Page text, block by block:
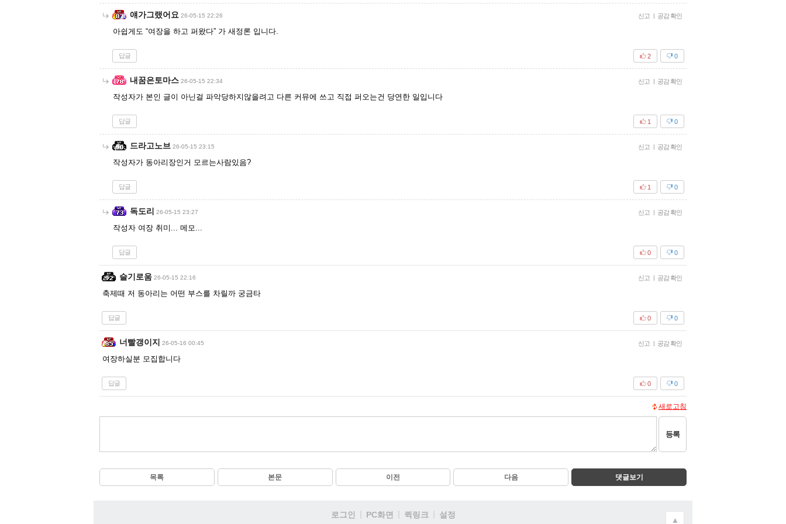
얘가그랬어요 26-05-15 22:26 신고 | 공감 확인
아쉽게도 “여장을 하고 퍼왔다” 가 새정론 입니다.
답글 0
2
내꿈은토마스 26-05-15 22:34 신고 | 공감 확인
작성자가 본인 글이 아닌걸 파악당하지않을려고 다른 커뮤에 쓰고 직접 퍼오는건 당연한 일입니다
답글 0
1
드라고노브 26-05-15 23:15 신고 | 공감 확인
작성자가 동아리장인거 모르는사람있음?
답글 0
1
독도리 26-05-15 23:27 신고 | 공감 확인
작성자 여장 취미... 메모...
답글 0
0
슬기로움 26-05-15 22:16 신고 | 공감 확인
축제때 저 동아리는 어떤 부스를 차릴까 궁금타
답글 0
0
너빨갱이지 26-05-16 00:45 신고 | 공감 확인
여장하실분 모집합니다
답글 0
0
새로고침
등록
목록 본문 이전 다음 댓글보기
로그인 PC화면 퀵링크 설정
▲